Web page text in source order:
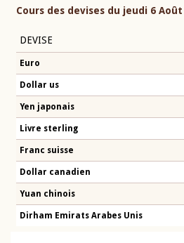
Cours des devises du jeudi 6 Août
DEVISE
Euro
Dollar us
Yen japonais
Livre sterling
Franc suisse
Dollar canadien
Yuan chinois
Dirham Emirats Arabes Unis